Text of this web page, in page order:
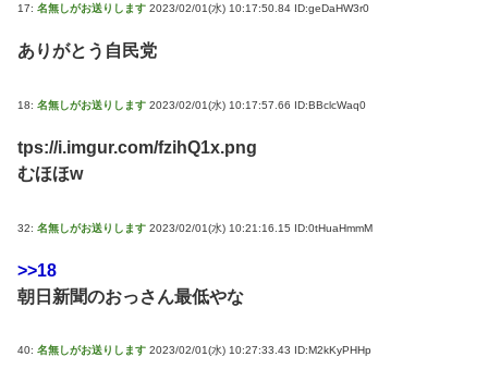
17: 名無しがお送りします 2023/02/01(水) 10:17:50.84 ID:geDaHW3r0
ありがとう自民党
18: 名無しがお送りします 2023/02/01(水) 10:17:57.66 ID:BBclcWaq0
tps://i.imgur.com/fzihQ1x.png
むほほw
32: 名無しがお送りします 2023/02/01(水) 10:21:16.15 ID:0tHuaHmmM
>>18
朝日新聞のおっさん最低やな
40: 名無しがお送りします 2023/02/01(水) 10:27:33.43 ID:M2kKyPHHp